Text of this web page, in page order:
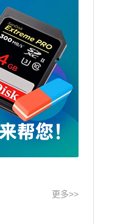
更多>>